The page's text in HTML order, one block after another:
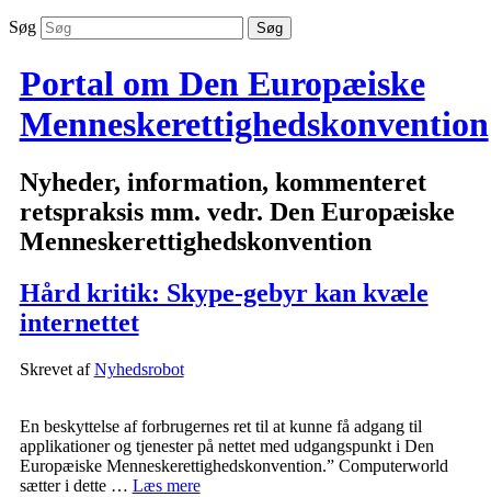
Søg
Portal om Den Europæiske
Menneskerettighedskonvention
Nyheder, information, kommenteret
retspraksis mm. vedr. Den Europæiske
Menneskerettighedskonvention
Hård kritik: Skype-gebyr kan kvæle
internettet
Skrevet afNyhedsrobot
En beskyttelse af forbrugernes ret til at kunne få adgang til
applikationer og tjenester på nettet med udgangspunkt i Den
Europæiske Menneskerettighedskonvention.” Computerworld
sætter i dette … Læs mere